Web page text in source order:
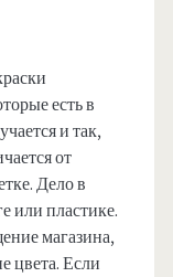
есть в
и так,
от
Дело в
или пластике.
магазина,
цвета. Если